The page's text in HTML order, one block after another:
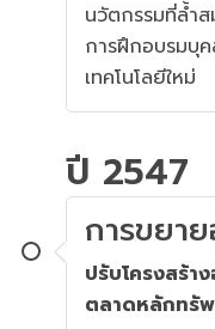
นวัตกรรมที่ล้ำ
การฝึกอบรมบุ
เทคโนโลยีใหม่
ปี 2547
การขยา
ปรับโครงสร้า
ตลาดหลักทรั